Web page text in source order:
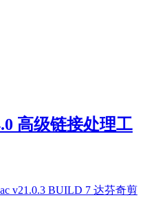
高级链接处理工